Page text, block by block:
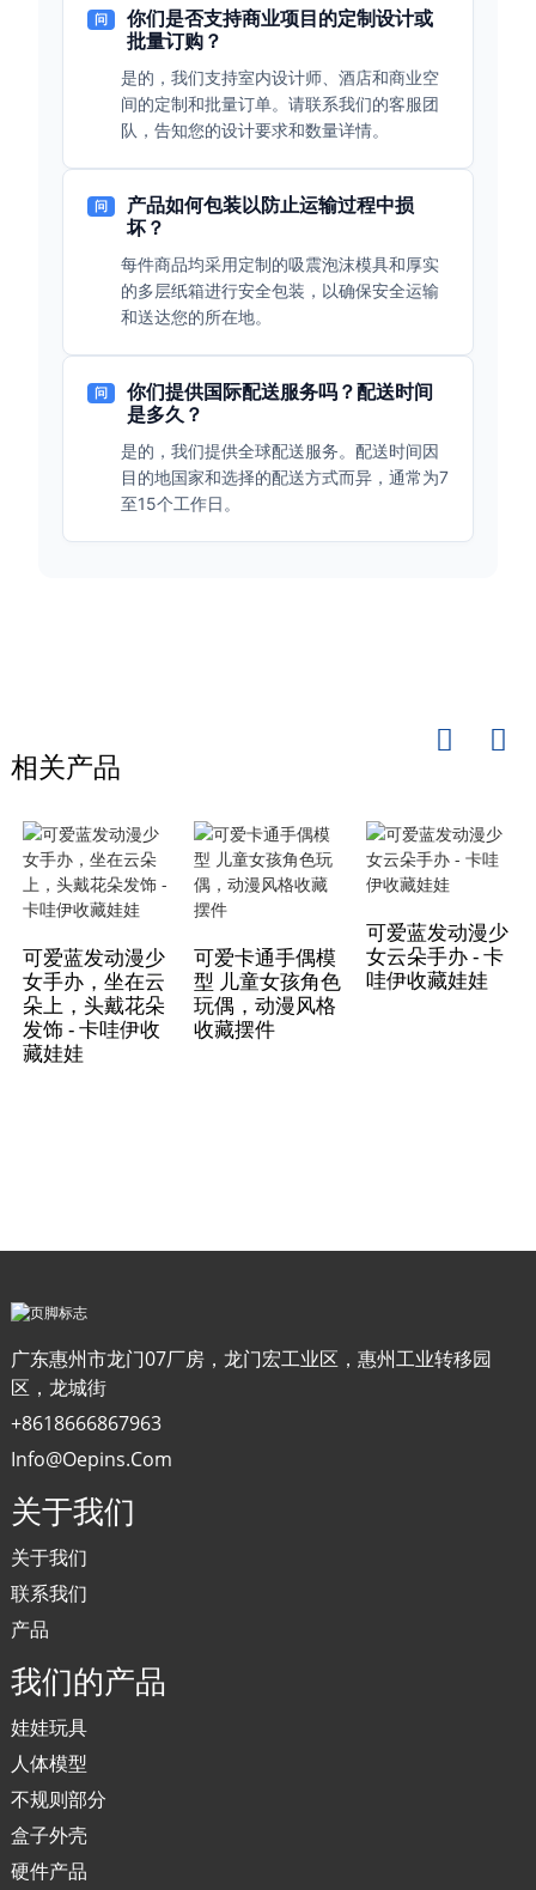
问
你们是否支持商业项目的定制设计或
批量订购？
是的，我们支持室内设计师、酒店和商业空
间的定制和批量订单。请联系我们的客服团
队，告知您的设计要求和数量详情。
问
产品如何包装以防止运输过程中损
坏？
每件商品均采用定制的吸震泡沫模具和厚实
的多层纸箱进行安全包装，以确保安全运输
和送达您的所在地。
问
你们提供国际配送服务吗？配送时间
是多久？
是的，我们提供全球配送服务。配送时间因
目的地国家和选择的配送方式而异，通常为7
至15个工作日。
相关产品
可爱蓝发动漫少
女手办，坐在云
朵上，头戴花朵
发饰 - 卡哇伊收
藏娃娃
可爱卡通手偶模
型 儿童女孩角色
玩偶，动漫风格
收藏摆件
可爱蓝发动漫少
女云朵手办 - 卡
哇伊收藏娃娃
广东惠州市龙门07厂房，龙门宏工业区，惠州工业转移园
区，龙城街
+8618666867963
Info@oepins.com
关于我们
关于我们
联系我们
产品
我们的产品
娃娃玩具
人体模型
不规则部分
盒子外壳
硬件产品